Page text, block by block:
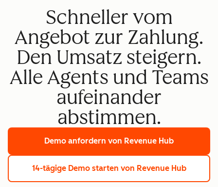
Schneller vom
Angebot zur Zahlung.
Den Umsatz steigern.
Alle Agents und Teams
aufeinander
abstimmen.
Demo anfordern von Revenue Hub
14-tägige Demo starten von Revenue Hub
1
0
5
0
1
2
3
4